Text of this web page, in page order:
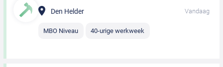
Den Helder Vandaag
MBO Niveau 40-urige werkweek